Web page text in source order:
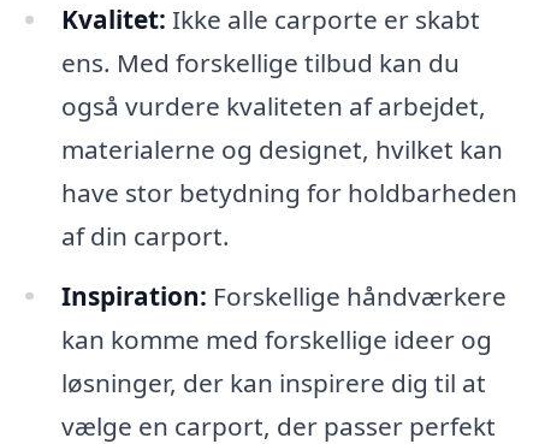
Kvalitet: Ikke alle carporte er skabt
ens. Med forskellige tilbud kan du
også vurdere kvaliteten af arbejdet,
materialerne og designet, hvilket kan
have stor betydning for holdbarheden
af din carport.
Inspiration: Forskellige håndværkere
kan komme med forskellige ideer og
løsninger, der kan inspirere dig til at
vælge en carport, der passer perfekt